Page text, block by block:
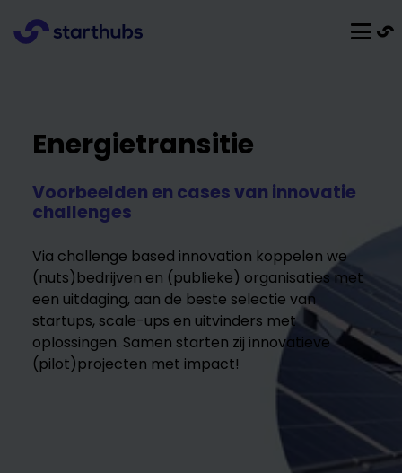
Energietransitie
Voorbeelden en cases van innovatie
challenges
Via challenge based innovation koppelen we
(nuts)bedrijven en (publieke) organisaties met
een uitdaging, aan de beste selectie van
startups, scale-ups en uitvinders met
oplossingen. Samen starten zij innovatieve
(pilot)projecten met impact!